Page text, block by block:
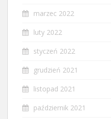
marzec 2022
luty 2022
styczeń 2022
grudzień 2021
listopad 2021
październik 2021